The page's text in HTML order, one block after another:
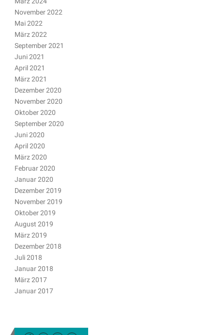
November 2022
Mai 2022
März 2022
September 2021
Juni 2021
April 2021
März 2021
Dezember 2020
November 2020
Oktober 2020
September 2020
Juni 2020
April 2020
März 2020
Februar 2020
Januar 2020
Dezember 2019
November 2019
Oktober 2019
August 2019
März 2019
Dezember 2018
Juli 2018
Januar 2018
März 2017
Januar 2017